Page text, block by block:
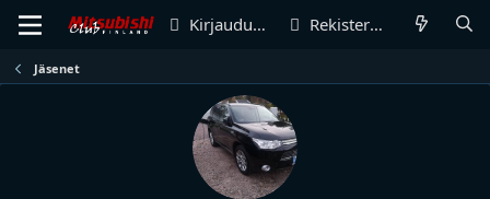
Kirjaudu sisään Rekisteröidy
Jäsenet